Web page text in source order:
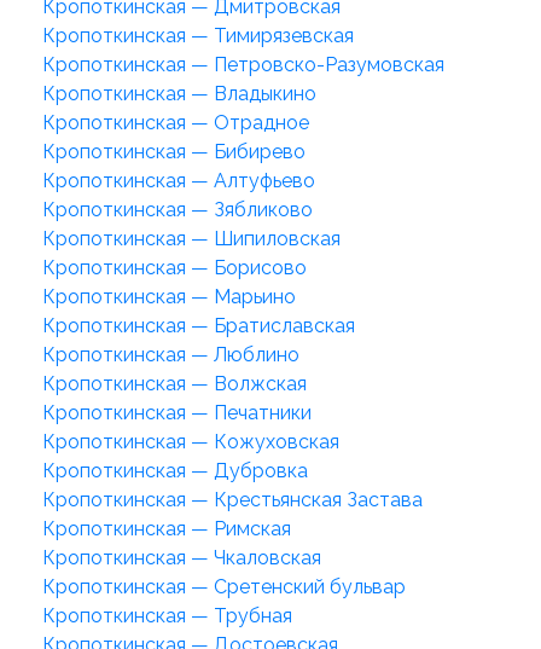
Кропоткинская — Дмитровская
Кропоткинская — Тимирязевская
Кропоткинская — Петровско-Разумовская
Кропоткинская — Владыкино
Кропоткинская — Отрадное
Кропоткинская — Бибирево
Кропоткинская — Алтуфьево
Кропоткинская — Зябликово
Кропоткинская — Шипиловская
Кропоткинская — Борисово
Кропоткинская — Марьино
Кропоткинская — Братиславская
Кропоткинская — Люблино
Кропоткинская — Волжская
Кропоткинская — Печатники
Кропоткинская — Кожуховская
Кропоткинская — Дубровка
Кропоткинская — Крестьянская Застава
Кропоткинская — Римская
Кропоткинская — Чкаловская
Кропоткинская — Сретенский бульвар
Кропоткинская — Трубная